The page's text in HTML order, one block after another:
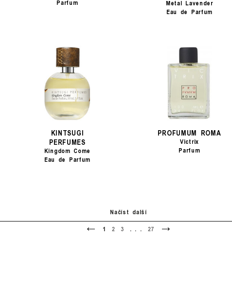
Parfum
Metal Lavender
Eau de Parfum
KINTSUGI
PERFUMES
Kingdom Come
Eau de Parfum
PROFUMUM ROMA
Victrix
Parfum
Načíst další
<
1 2 3 . . . 27
>